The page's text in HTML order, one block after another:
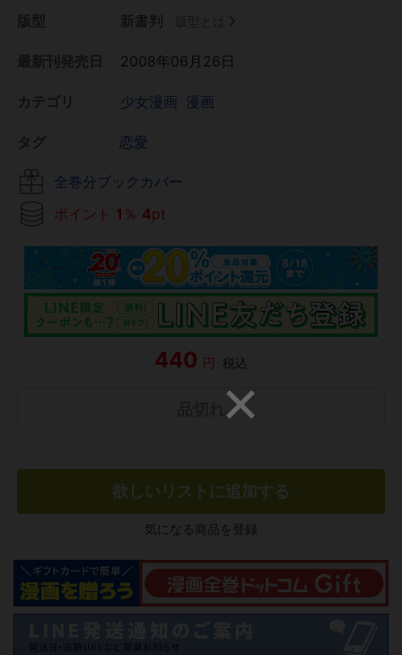
新書判
2008年06月26日
少女漫画 漫画
恋愛
全巻分ブックカバー
ポイント 1 ％ 4pt
440 円 税込
欲しいリストに追加する
気になる商品を登録